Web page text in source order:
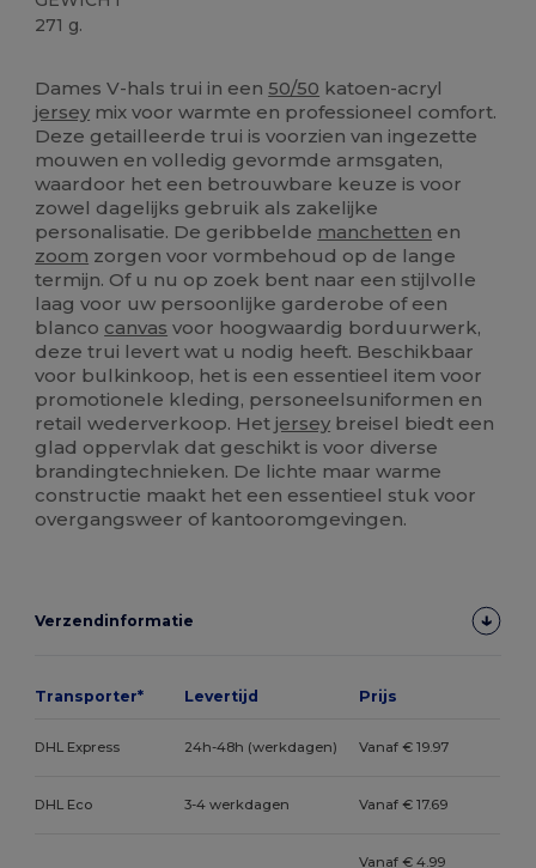
271 g.
Dames V-hals trui in een50/50 katoen-acryl
jersey mix voor warmte en professioneel comfort.
Deze getailleerde trui is voorzien van ingezette
mouwen en volledig gevormde armsgaten,
waardoor het een betrouwbare keuze is voor
zowel dagelijks gebruik als zakelijke
personalisatie. De geribbelde manchetten en
zoom zorgen voor vormbehoud op de lange
termijn. Of u nu op zoek bent naar een stijlvolle
laag voor uw persoonlijke garderobe of een
blanco canvas voor hoogwaardig borduurwerk,
deze trui levert wat u nodig heeft. Beschikbaar
voor bulkinkoop, het is een essentieel item voor
promotionele kleding, personeelsuniformen en
retail wederverkoop. Hetjersey breisel biedt een
glad oppervlak dat geschikt is voor diverse
brandingtechnieken. De lichte maar warme
constructie maakt het een essentieel stuk voor
overgangsweer of kantooromgevingen.
Verzendinformatie
Transporter* Levertijd Prijs
DHL Express 24h-48h (werkdagen) Vanaf € 19.97
DHL Eco 3-4 werkdagen Vanaf € 17.69
Vanaf € 4.99